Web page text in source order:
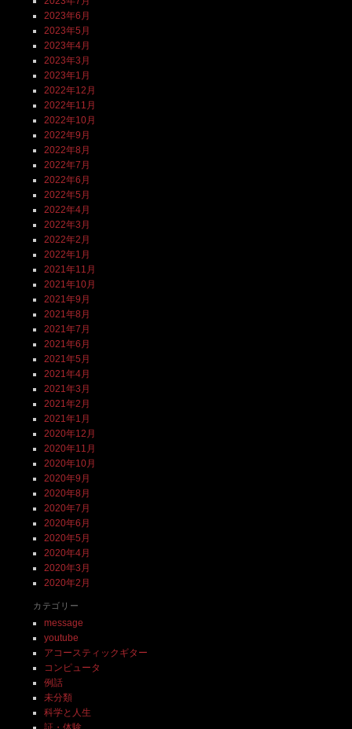
2023年6月
2023年5月
2023年4月
2023年3月
2023年1月
2022年12月
2022年11月
2022年10月
2022年9月
2022年8月
2022年7月
2022年6月
2022年5月
2022年4月
2022年3月
2022年2月
2022年1月
2021年11月
2021年10月
2021年9月
2021年8月
2021年7月
2021年6月
2021年5月
2021年4月
2021年3月
2021年2月
2021年1月
2020年12月
2020年11月
2020年10月
2020年9月
2020年8月
2020年7月
2020年6月
2020年5月
2020年4月
2020年3月
2020年2月
カテゴリー
message
youtube
アコースティックギター
コンピュータ
例話
未分類
科学と人生